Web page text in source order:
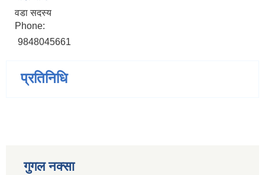
वडा सदस्य
Phone:
9848045661
प्रतिनिधि
गुगल नक्सा